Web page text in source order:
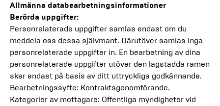
Allmänna databearbetningsinformationer
Berörda uppgifter:
Personrelaterade uppgifter samlas endast om du
meddela oss dessa självmant. Därutöver samlas inga
personrelaterade uppgifter in. En bearbetning av dina
personrelaterade uppgifter utöver den lagstadda ramen
sker endast på basis av ditt uttryckliga godkännande.
Bearbetningssyfte: Kontraktsgenomförande.
Kategorier av mottagare: Offentliga myndigheter vid